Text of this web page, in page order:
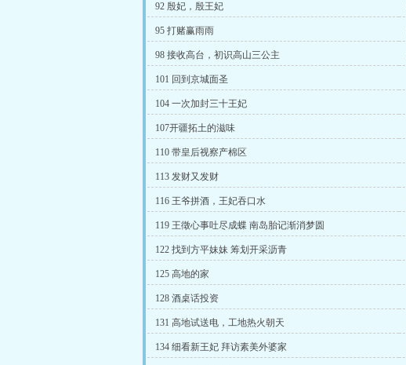
92 殷妃，殷王妃
95 打赌赢雨雨
98 接收高台，初识高山三公主
101 回到京城面圣
104 一次加封三十王妃
107开疆拓土的滋味
110 带皇后视察产棉区
113 发财又发财
116 王爷拼酒，王妃吞口水
119 王徵心事吐尽成蝶 南岛胎记渐消梦圆
122 找到方平妹妹 筹划开采沥青
125 高地的家
128 酒桌话投资
131 高地试送电，工地热火朝天
134 细看新王妃 拜访素美外婆家